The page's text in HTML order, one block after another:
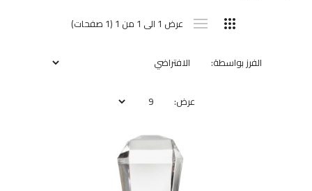
عرض 1 الى 1 من 1 (1 صفحات)
الفرز بواسطة:
عرض: